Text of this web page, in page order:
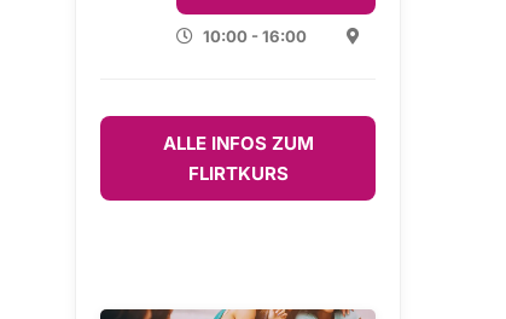
10:00 - 16:00
ALLE INFOS ZUM
FLIRTKURS